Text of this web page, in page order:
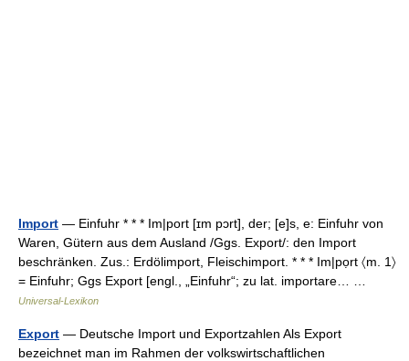
Import — Einfuhr * * * Im|port [ɪm pɔrt], der; [e]s, e: Einfuhr von
Waren, Gütern aus dem Ausland /Ggs. Export/: den Import
beschränken. Zus.: Erdölimport, Fleischimport. * * * Im|pọrt 〈m. 1〉
= Einfuhr; Ggs Export [engl., „Einfuhr“; zu lat. importare… …
Universal-Lexikon
Export — Deutsche Import und Exportzahlen Als Export
bezeichnet man im Rahmen der volkswirtschaftlichen